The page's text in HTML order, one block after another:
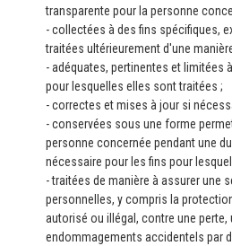
transparente pour la personne
- collectées à des fins spécifiques,
traitées ultérieurement d'une
- adéquates, pertinentes et limitées
pour lesquelles elles sont traitées ;
- correctes et mises à jour si
- conservées sous une forme
personne concernée pendant une
nécessaire pour les fins pour
- traitées de manière à assurer une
personnelles, y compris la
autorisé ou illégal, contre une
endommagements accidentels par